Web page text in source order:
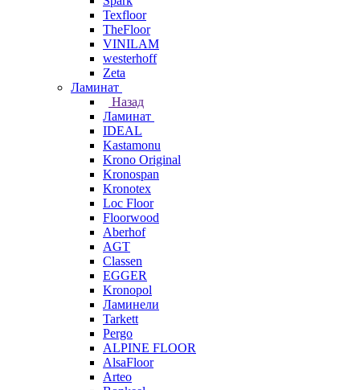
Texfloor
TheFloor
VINILAM
westerhoff
Zeta
Ламинат
Назад
Ламинат
IDEAL
Kastamonu
Krono Original
Kronospan
Kronotex
Loc Floor
Floorwood
Aberhof
AGT
Classen
EGGER
Kronopol
Ламинели
Tarkett
Pergo
ALPINE FLOOR
AlsaFloor
Arteo